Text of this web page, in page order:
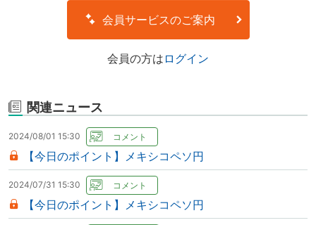
会員サービスのご案内
会員の方は ログイン
関連ニュース
2024/08/01 15:30
【今日のポイント】メキシコペソ円
2024/07/31 15:30
【今日のポイント】メキシコペソ円